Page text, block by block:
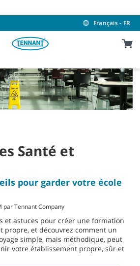
Français - FR
Santé et
pour garder votre école
par Tennant Company
et astuces pour créer une formation
propre, et découvrez comment un
simple, mais méthodique, peut
votre établissement propre, sûr et